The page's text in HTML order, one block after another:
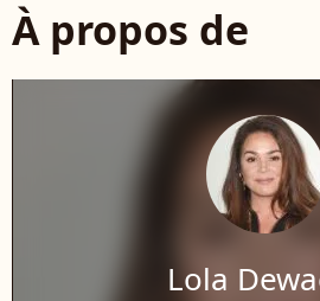
À propos de
Lola